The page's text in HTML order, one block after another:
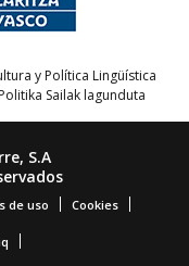
y Política Lingüística
Sailak lagunduta
S.A
de uso Cookies